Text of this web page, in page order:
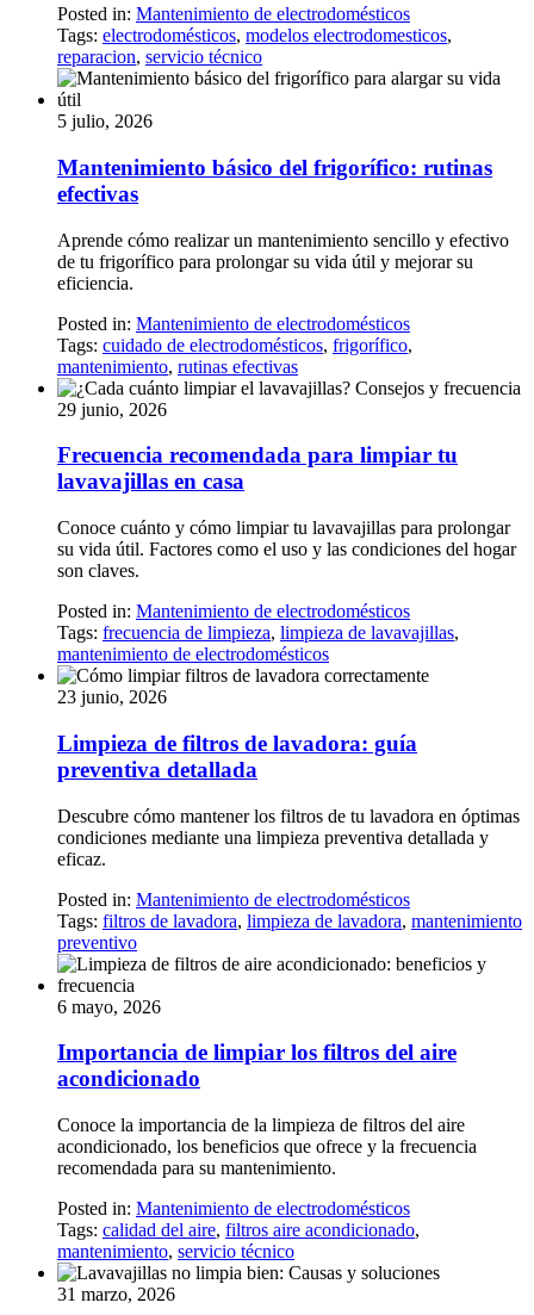
Posted in: Mantenimiento de electrodomésticos
Tags: electrodomésticos, modelos electrodomesticos,
reparacion, servicio técnico
5 julio, 2026
Mantenimiento básico del frigorífico: rutinas
efectivas
Aprende cómo realizar un mantenimiento sencillo y efectivo
de tu frigorífico para prolongar su vida útil y mejorar su
eficiencia.
Posted in: Mantenimiento de electrodomésticos
Tags: cuidado de electrodomésticos, frigorífico,
mantenimiento, rutinas efectivas
29 junio, 2026
Frecuencia recomendada para limpiar tu
lavavajillas en casa
Conoce cuánto y cómo limpiar tu lavavajillas para prolongar
su vida útil. Factores como el uso y las condiciones del hogar
son claves.
Posted in: Mantenimiento de electrodomésticos
Tags: frecuencia de limpieza, limpieza de lavavajillas,
mantenimiento de electrodomésticos
23 junio, 2026
Limpieza de filtros de lavadora: guía
preventiva detallada
Descubre cómo mantener los filtros de tu lavadora en óptimas
condiciones mediante una limpieza preventiva detallada y
eficaz.
Posted in: Mantenimiento de electrodomésticos
Tags: filtros de lavadora, limpieza de lavadora, mantenimiento
preventivo
6 mayo, 2026
Importancia de limpiar los filtros del aire
acondicionado
Conoce la importancia de la limpieza de filtros del aire
acondicionado, los beneficios que ofrece y la frecuencia
recomendada para su mantenimiento.
Posted in: Mantenimiento de electrodomésticos
Tags: calidad del aire, filtros aire acondicionado,
mantenimiento, servicio técnico
31 marzo, 2026